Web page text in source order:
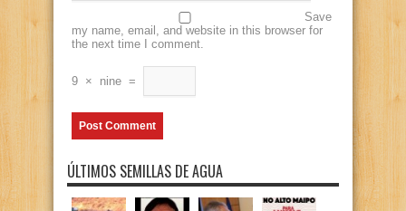
Save
my name, email, and website in this browser for
the next time I comment.
9 × nine =
ÚLTIMOS SEMILLAS DE AGUA